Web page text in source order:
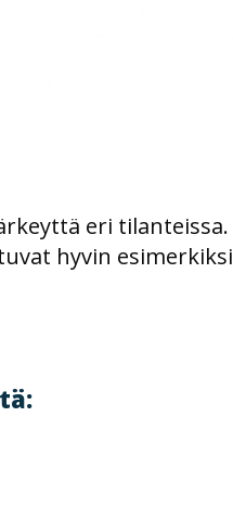
eri tilanteissa.
hyvin esimerkiksi